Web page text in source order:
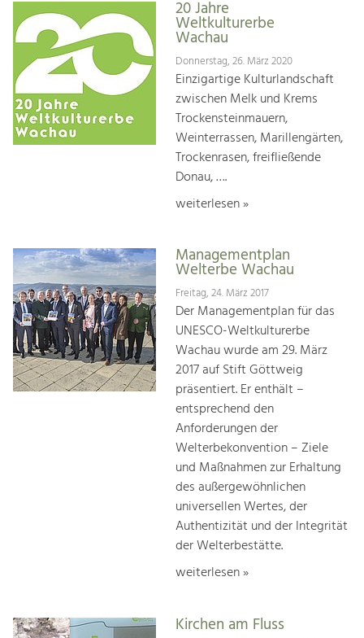
20 Jahre
Weltkulturerbe
Wachau
Donnerstag, 26. März 2020
Einzigartige Kulturlandschaft
zwischen Melk und Krems
Trockensteinmauern,
Weinterrassen, Marillengärten,
Trockenrasen, freifließende
Donau, ….
weiterlesen »
Managementplan
Welterbe Wachau
Freitag, 24. März 2017
Der Managementplan für das
UNESCO-Weltkulturerbe
Wachau wurde am 29. März
2017 auf Stift Göttweig
präsentiert. Er enthält –
entsprechend den
Anforderungen der
Welterbekonvention – Ziele
und Maßnahmen zur Erhaltung
des außergewöhnlichen
universellen Wertes, der
Authentizität und der Integrität
der Welterbestätte.
weiterlesen »
Kirchen am Fluss